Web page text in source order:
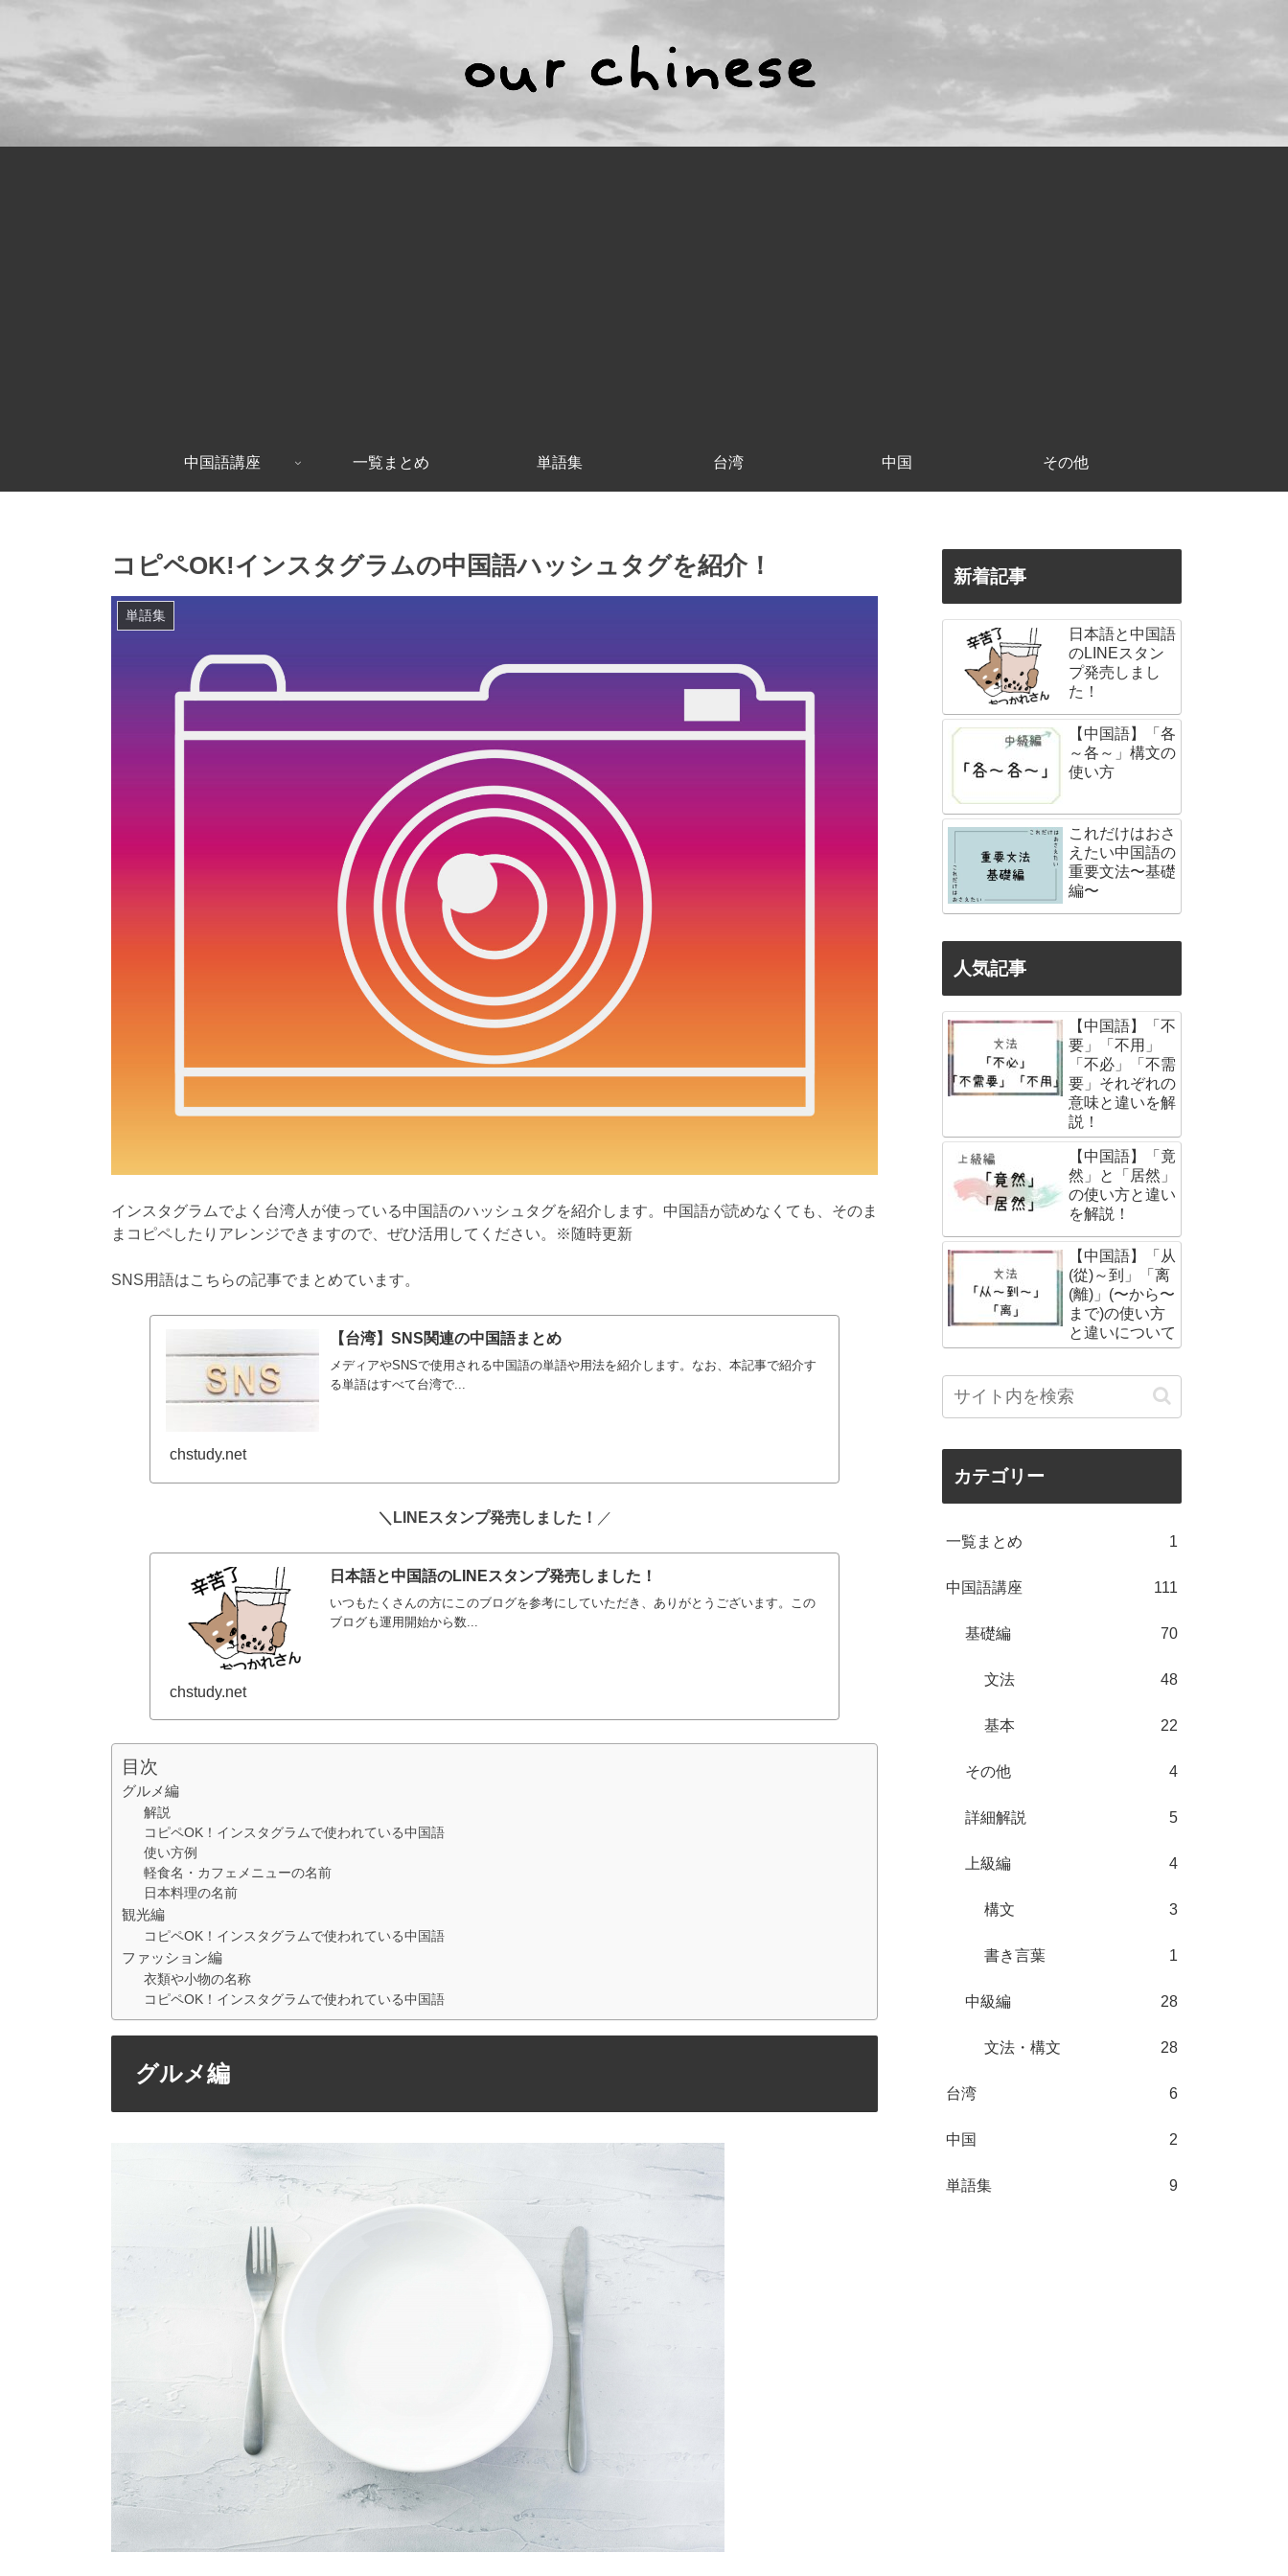
中国語講座 一覧まとめ 単語集 台湾 中国 その他
コピペOK!インスタグラムの中国語ハッシュタグを紹介！
単語集
インスタグラムでよく台湾人が使っている中国語のハッシュタグを紹介します。中国語が読めなくても、そのま
まコピペしたりアレンジできますので、ぜひ活用してください。※随時更新
SNS用語はこちらの記事でまとめています。
【台湾】SNS関連の中国語まとめ
メディアやSNSで使用される中国語の単語や用法を紹介します。なお、本記事で紹介す
る単語はすべて台湾で...
chstudy.net
＼LINEスタンプ発売しました！ ／
日本語と中国語のLINEスタンプ発売しました！
いつもたくさんの方にこのブログを参考にしていただき、ありがとうございます。この
ブログも運用開始から数...
chstudy.net
目次
グルメ編
解説
コピペOK！インスタグラムで使われている中国語
使い方例
軽食名・カフェメニューの名前
日本料理の名前
観光編
コピペOK！インスタグラムで使われている中国語
ファッション編
衣類や小物の名称
コピペOK！インスタグラムで使われている中国語
グルメ編
新着記事
日本語と中国語
のLINEスタン
プ発売しまし
た！
【中国語】「各
～各～」構文の
使い方
これだけはおさ
えたい中国語の
重要文法〜基礎
編〜
人気記事
【中国語】「不
要」「不用」
「不必」「不需
要」それぞれの
意味と違いを解
説！
【中国語】「竟
然」と「居然」
の使い方と違い
を解説！
【中国語】「从
(從)～到」「离
(離)」(〜から〜
まで)の使い方
と違いについて
カテゴリー
一覧まとめ 1
中国語講座 111
基礎編 70
文法 48
基本 22
その他 4
詳細解説 5
上級編 4
構文 3
書き言葉 1
中級編 28
文法・構文 28
台湾 6
中国 2
単語集 9